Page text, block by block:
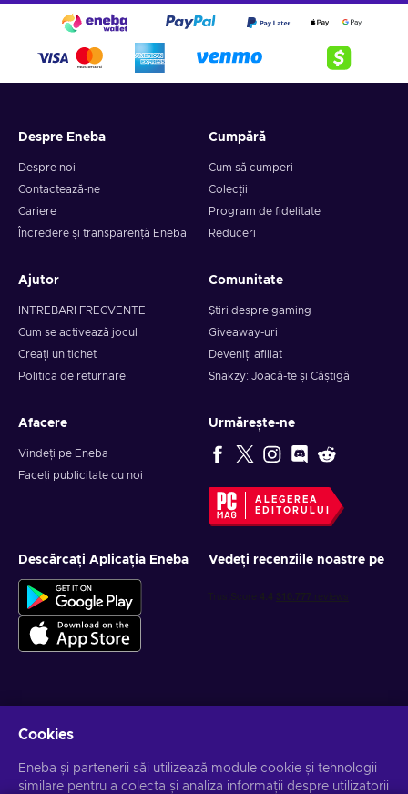
Despre Eneba
Despre noi
Contactează-ne
Cariere
Încredere și transparență Eneba
Cumpără
Cum să cumperi
Colecții
Program de fidelitate
Reduceri
Ajutor
INTREBARI FRECVENTE
Cum se activează jocul
Creați un tichet
Politica de returnare
Comunitate
Știri despre gaming
Giveaway-uri
Deveniți afiliat
Snakzy: Joacă-te și Câștigă
Afacere
Vindeți pe Eneba
Faceți publicitate cu noi
Urmărește-ne
ALEGEREA
EDITORULUI
Descărcați Aplicația Eneba Vedeți recenziile noastre pe
Te poți dezabona la orice moment. ViziteazăNotificarea de
Cookies
Eneba și partenerii săi utilizează module cookie și tehnologii
similare pentru a colecta și analiza informații despre utilizatorii